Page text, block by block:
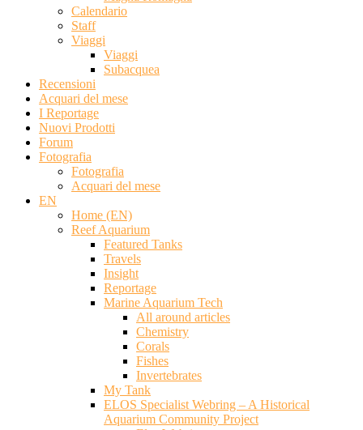
Calendario
Staff
Viaggi
Viaggi
Subacquea
Recensioni
Acquari del mese
I Reportage
Nuovi Prodotti
Forum
Fotografia
Fotografia
Acquari del mese
EN
Home (EN)
Reef Aquarium
Featured Tanks
Travels
Insight
Reportage
Marine Aquarium Tech
All around articles
Chemistry
Corals
Fishes
Invertebrates
My Tank
ELOS Specialist Webring – A Historical
Aquarium Community Project